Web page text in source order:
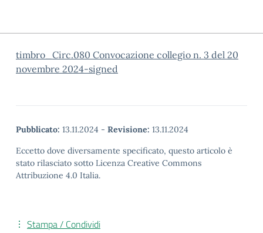
timbro_Circ.080 Convocazione collegio n. 3 del 20
novembre 2024-signed
Pubblicato: 13.11.2024 - Revisione: 13.11.2024
Eccetto dove diversamente specificato, questo articolo è
stato rilasciato sotto Licenza Creative Commons
Attribuzione 4.0 Italia.
Stampa / Condividi